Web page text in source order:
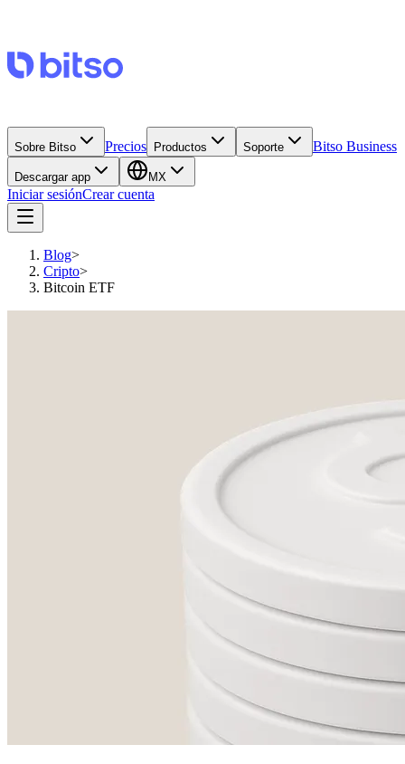
Sobre Bitso Precios Productos Soporte Bitso Business
Descargar app MX
Iniciar sesiónCrear cuenta
Blog>
Cripto>
Bitcoin ETF